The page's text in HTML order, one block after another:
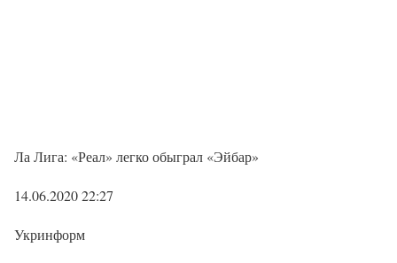
Ла Лига: «Реал» легко обыграл «Эйбар»
14.06.2020 22:27
Укринформ